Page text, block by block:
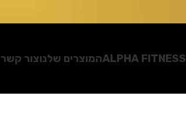
ALPHA FITNESSהמוצרים שלנוצור קשר